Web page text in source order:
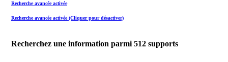
Recherche avancée activée
Recherche avancée activée (Cliquer pour désactiver)
Recherchez une information parmi 512 supports